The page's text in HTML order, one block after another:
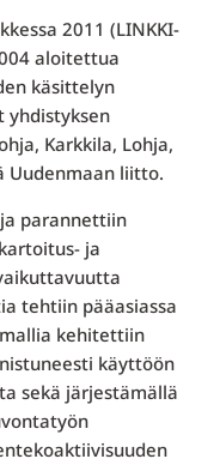
2011 (LINKKI-
aloitettua
käsittelyn
yhdistyksen
Karkkila, Lohja,
Uudenmaan liitto.
parannettiin
ja
tehtiin pääasiassa
kehitettiin
käyttöön
sekä järjestämällä